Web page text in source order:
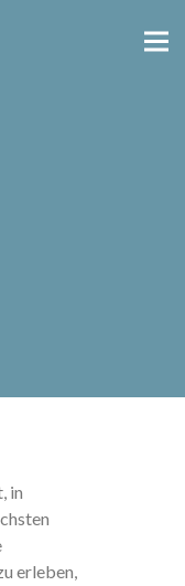
in
erleben,